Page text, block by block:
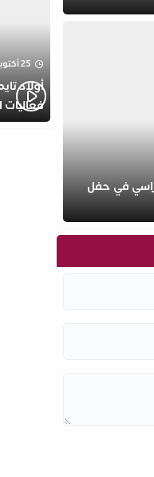
في حفل
25 أكتوبر 2022 - 18:34
أولاد
فعاليات
الطفولة